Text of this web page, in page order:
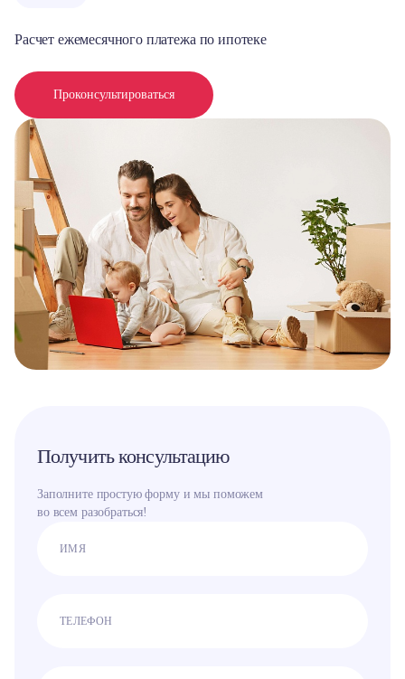
Расчет ежемесячного платежа по ипотеке
Проконсультироваться
Получить консультацию
Заполните простую форму и мы поможем
во всем разобраться!